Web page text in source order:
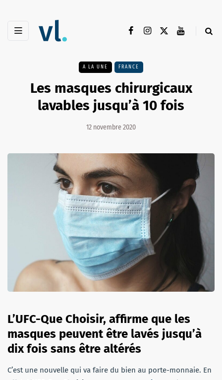
A LA UNE FRANCE
Les masques chirurgicaux
lavables jusqu’à 10 fois
12 novembre 2020
L’UFC-Que Choisir, affirme que les
masques peuvent être lavés jusqu’à
dix fois sans être altérés
C’est une nouvelle qui va faire du bien au porte-monnaie. En